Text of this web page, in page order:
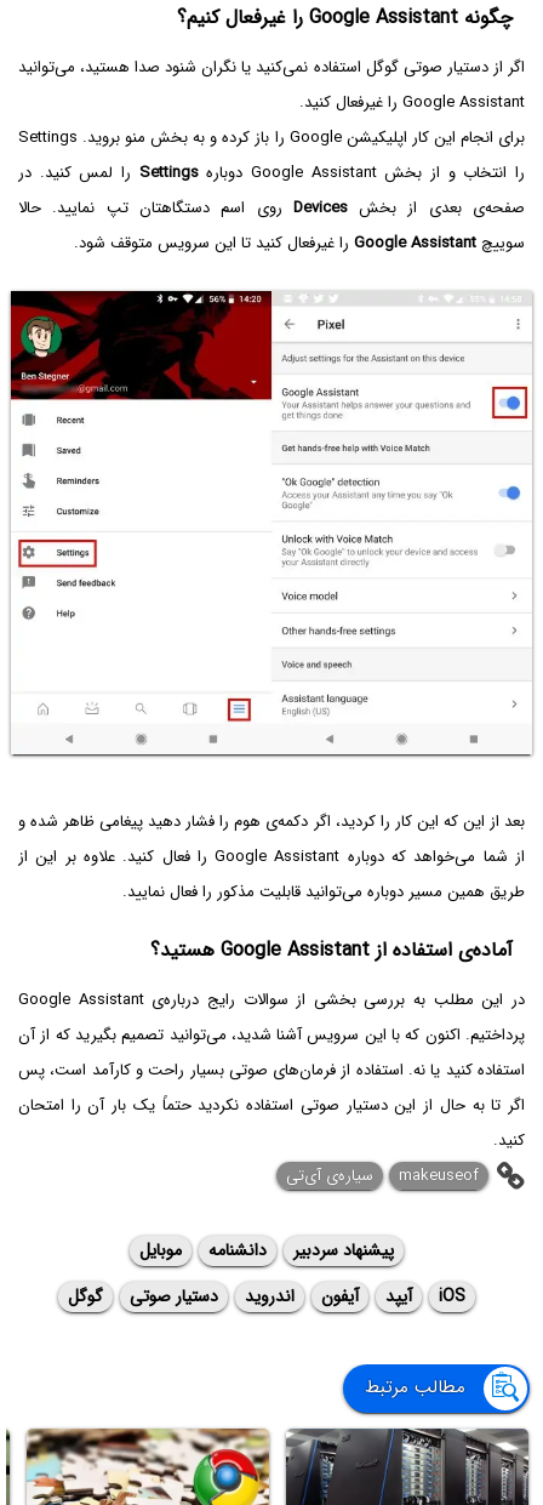
چگونه Google Assistant را غیرفعال کنیم؟
اگر از دستیار صوتی گوگل استفاده نمی‌کنید یا نگران شنود صدا هستید، می‌توانید
Google Assistant را غیرفعال کنید.
برای انجام این کار اپلیکیشن Google را باز کرده و به بخش منو بروید. Settings
را انتخاب و از بخش Google Assistant دوباره
Settings را لمس کنید. در
صفحه‌ی بعدی از بخشDevices روی اسم دستگاهتان تپ نمایید. حالا
سوییچ Google Assistant را غیرفعال کنید تا این سرویس متوقف شود.
بعد از این که این کار را کردید، اگر دکمه‌ی هوم را فشار دهید پیغامی ظاهر شده و
از شما می‌خواهد که دوباره Google Assistant را فعال کنید. علاوه بر این از
طریق همین مسیر دوباره می‌توانید قابلیت مذکور را فعال نمایید.
آماده‌ی استفاده از Google Assistant هستید؟
در این مطلب به بررسی بخشی از سوالات رایج درباره‌ی Google Assistant
پرداختیم. اکنون که با این سرویس آشنا شدید، می‌توانید تصمیم بگیرید که از آن
استفاده کنید یا نه. استفاده از فرمان‌های صوتی بسیار راحت و کارآمد است، پس
اگر تا به حال از این دستیار صوتی استفاده نکردید حتماً یک بار آن را امتحان
کنید.
makeuseof
سیاره‌ی آی‌تی
پیشنهاد سردبیر دانشنامه
موبایل
iOS
آیپد آیفون اندروید دستیار صوتی گوگل
مطالب مرتبط